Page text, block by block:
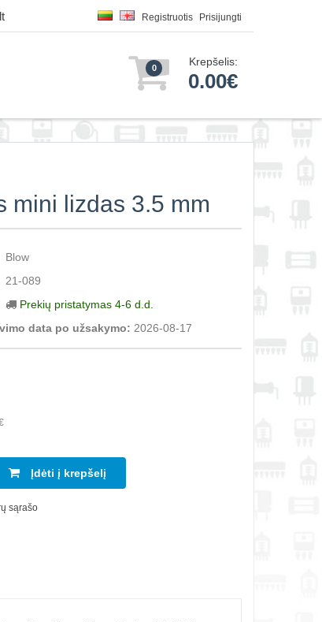
Registruotis Prisijungti
0 Krepšelis:
0.00€
mini lizdas 3.5 mm
Blow
21-089
Prekių pristatymas 4-6 d.d.
data po užsakymo: 2026-08-17
Įdėti į krepšelį
sąrašo